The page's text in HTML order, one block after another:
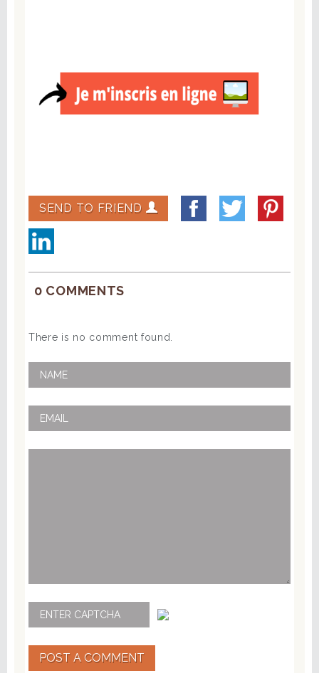
SEND TO FRIEND
0 COMMENTS
There is no comment found.
POST A COMMENT